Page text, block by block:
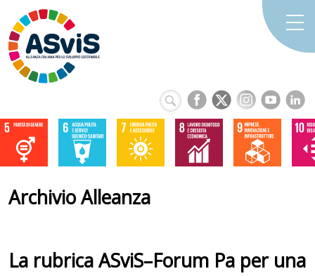
Archivio Alleanza
La rubrica ASviS–Forum Pa per una